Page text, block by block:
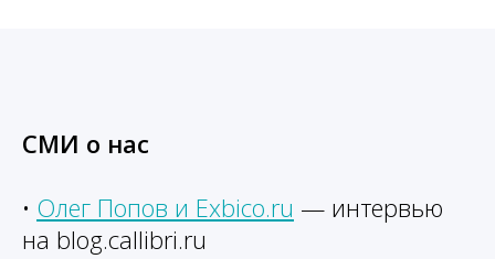
СМИ о нас
• Олег Попов и Exbico.ru — интервью
на blog.callibri.ru